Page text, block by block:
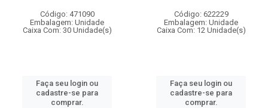
Código: 471090
Embalagem: Unidade
Caixa Com: 30 Unidade(s)
Faça seu login ou
cadastre-se para
comprar.
Código: 622229
Embalagem: Unidade
Caixa Com: 12 Unidade(s)
Faça seu login ou
cadastre-se para
comprar.